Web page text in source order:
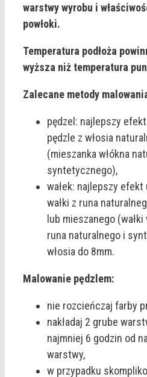
warstwy wyrobu i
powłoki.
Temperatura podłoża
wyższa niż temperatura
Zalecane metody
pędzel: najlepszy
pędzle z włosia
(mieszanka włókna
syntetycznego),
wałek: najlepszy
wałki z runa
lub mieszanego
runa naturalnego i
włosia do 8mm.
Malowanie pędzlem:
nie rozcieńczaj farby
nakładaj 2 grube
najmniej 6 godzin od
warstwy,
w przypadku